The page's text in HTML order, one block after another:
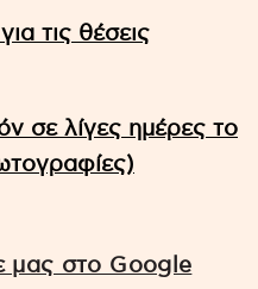
τις θέσεις
σε λίγες ημέρες το
μας στο Google